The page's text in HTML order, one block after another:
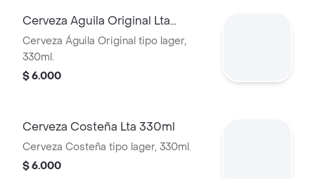
Cerveza Aguila Original Lta
330ml
Cerveza Águila Original tipo lager,
330ml.
$ 6.000
Cerveza Costeña Lta 330ml
Cerveza Costeña tipo lager, 330ml.
$ 6.000